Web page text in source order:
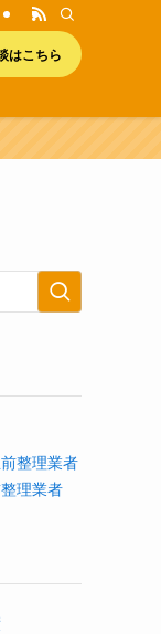
はこちら
整理業者
理業者